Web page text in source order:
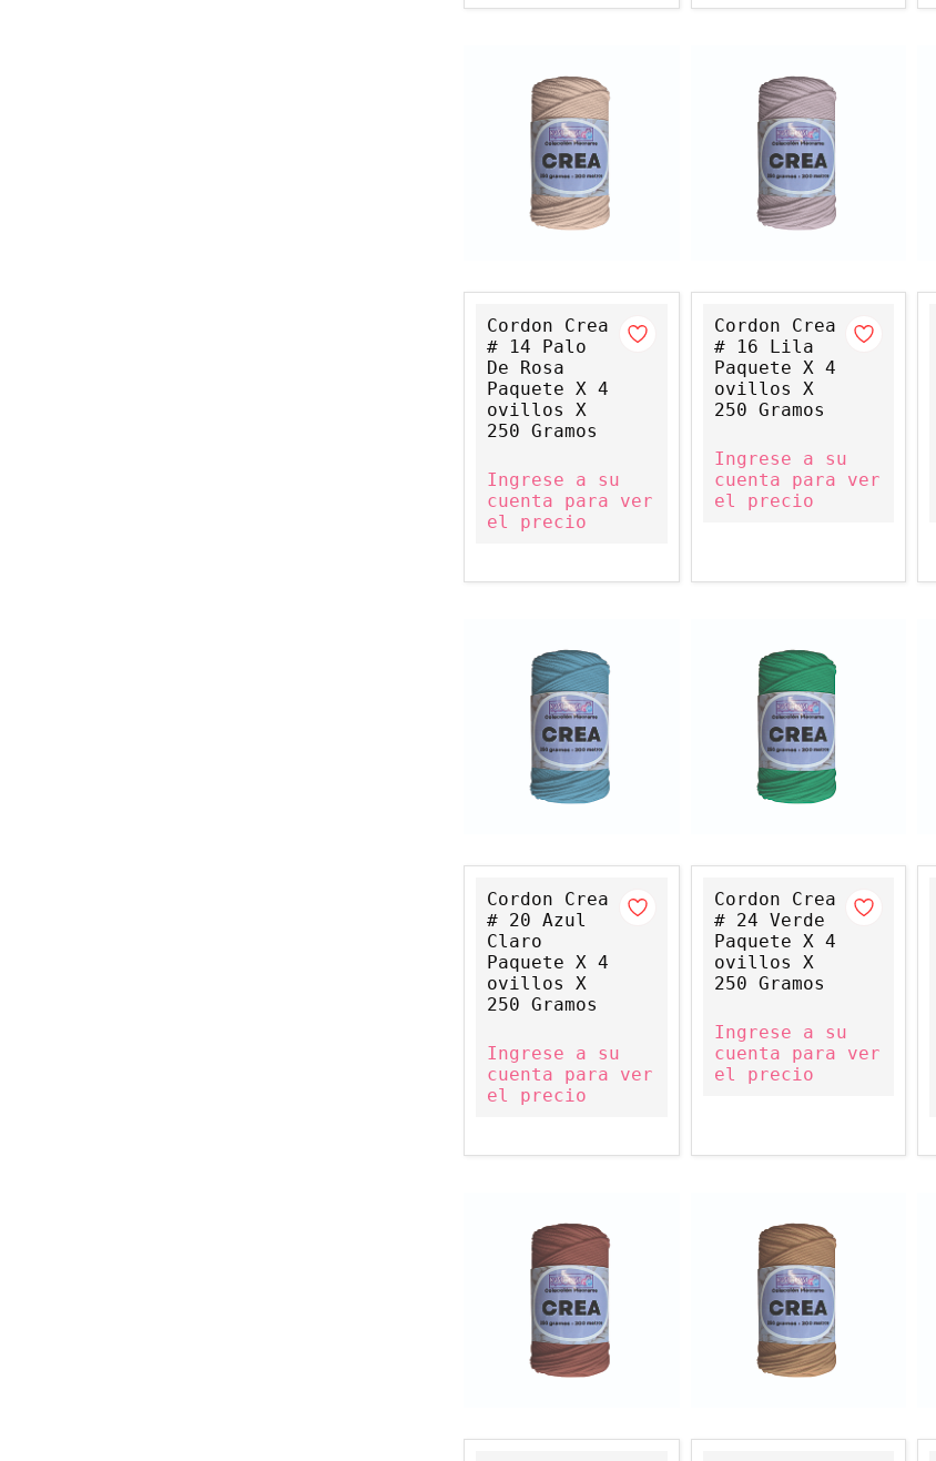
Cordon Crea
# 14 Palo
De Rosa
Paquete X 4
ovillos X
250 Gramos
Ingrese a su
cuenta para ver
el precio
Cordon Crea
# 16 Lila
Paquete X 4
ovillos X
250 Gramos
Ingrese a su
cuenta para ver
el precio
Cordon Crea
# 20 Azul
Claro
Paquete X 4
ovillos X
250 Gramos
Ingrese a su
cuenta para ver
el precio
Cordon Crea
# 24 Verde
Paquete X 4
ovillos X
250 Gramos
Ingrese a su
cuenta para ver
el precio